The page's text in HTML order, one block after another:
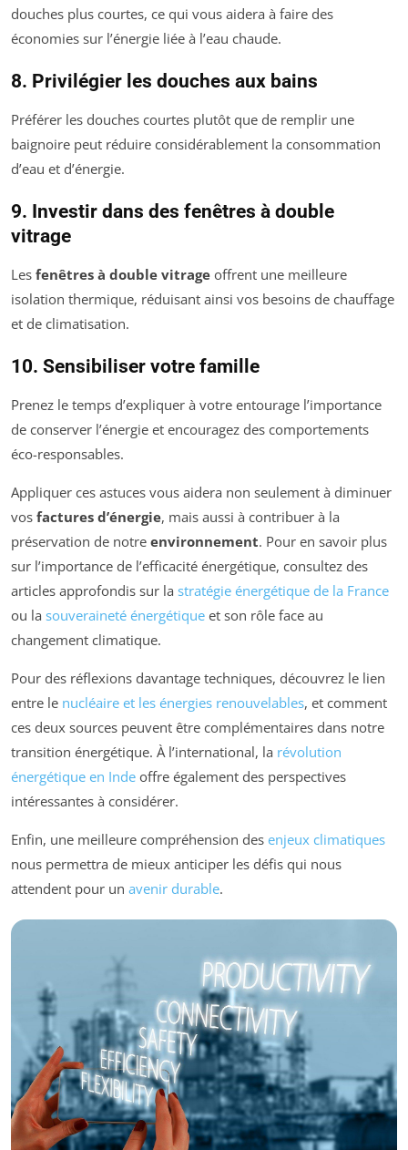
douches plus courtes, ce qui vous aidera à faire des
économies sur l’énergie liée à l’eau chaude.
8. Privilégier les douches aux bains
Préférer les douches courtes plutôt que de remplir une
baignoire peut réduire considérablement la consommation
d’eau et d’énergie.
9. Investir dans des fenêtres à double
vitrage
Les fenêtres à double vitrage offrent une meilleure
isolation thermique, réduisant ainsi vos besoins de chauffage
et de climatisation.
10. Sensibiliser votre famille
Prenez le temps d’expliquer à votre entourage l’importance
de conserver l’énergie et encouragez des comportements
éco-responsables.
Appliquer ces astuces vous aidera non seulement à diminuer
vos factures d’énergie, mais aussi à contribuer à la
préservation de notre environnement. Pour en savoir plus
sur l’importance de l’efficacité énergétique, consultez des
articles approfondis sur la stratégie énergétique de la France
ou la souveraineté énergétique et son rôle face au
changement climatique.
Pour des réflexions davantage techniques, découvrez le lien
entre le nucléaire et les énergies renouvelables, et comment
ces deux sources peuvent être complémentaires dans notre
transition énergétique. À l’international, la révolution
énergétique en Inde offre également des perspectives
intéressantes à considérer.
Enfin, une meilleure compréhension des enjeux climatiques
nous permettra de mieux anticiper les défis qui nous
attendent pour un avenir durable.